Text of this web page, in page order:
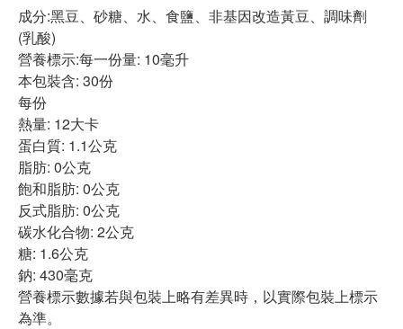
成分:黑豆、砂糖、水、食鹽、非基因改造黃豆、調味劑
(乳酸)
營養標示:每一份量: 10毫升
本包裝含: 30份
每份
熱量: 12大卡
蛋白質: 1.1公克
脂肪: 0公克
飽和脂肪: 0公克
反式脂肪: 0公克
碳水化合物: 2公克
糖: 1.6公克
鈉: 430毫克
營養標示數據若與包裝上略有差異時，以實際包裝上標示
為準。